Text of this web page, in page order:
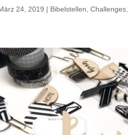
24, 2019 | Bibelstellen,Challenges,